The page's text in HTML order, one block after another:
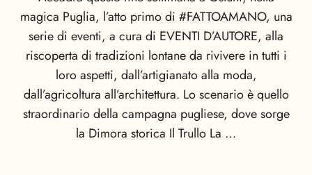
magica Puglia, l’atto primo di #FATTOAMANO, una
serie di eventi, a cura di EVENTI D’AUTORE, alla
riscoperta di tradizioni lontane da rivivere in tutti i
loro aspetti, dall’artigianato alla moda,
dall’agricoltura all’architettura. Lo scenario è quello
straordinario della campagna pugliese, dove sorge
la Dimora storica Il Trullo La …